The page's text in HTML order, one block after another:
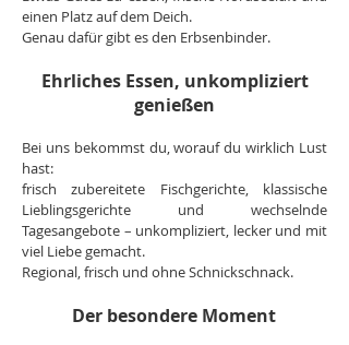
einen Platz auf dem Deich.
Genau dafür gibt es den Erbsenbinder.
Ehrliches Essen, unkompliziert
genießen
Bei uns bekommst du, worauf du wirklich Lust
hast:
frisch zubereitete Fischgerichte, klassische
Lieblingsgerichte und wechselnde
Tagesangebote – unkompliziert, lecker und mit
viel Liebe gemacht.
Regional, frisch und ohne Schnickschnack.
Der besondere Moment